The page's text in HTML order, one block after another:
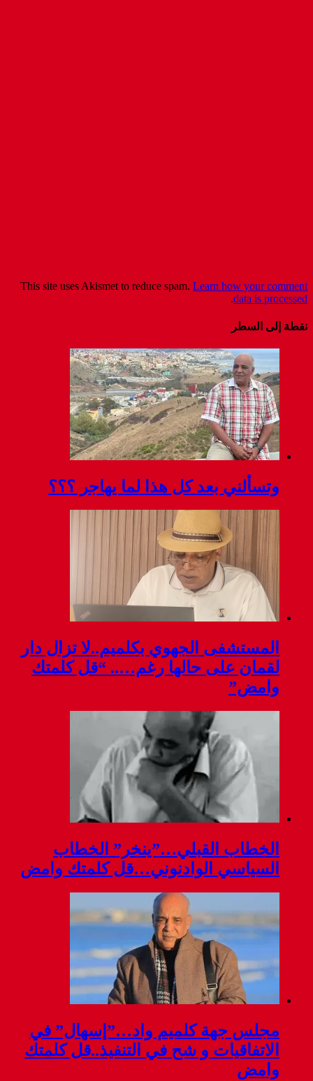
This site uses Akismet to
لما يهاجر ؟؟؟
تزال دار
“قل كلمتك
الخطاب
كلمتك وامض
في
التنفيذ..قل كلمتك